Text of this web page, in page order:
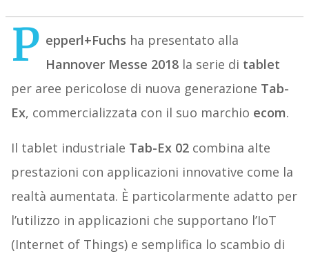
P epperl+Fuchs ha presentato alla
Hannover Messe 2018la serie di tablet
per aree pericolose di nuova generazione Tab-
Ex, commercializzata con il suo marchio ecom.
Il tablet industriale Tab-Ex 02combina alte
prestazioni con applicazioni innovative come la
realtà aumentata. È particolarmente adatto per
l’utilizzo in applicazioni che supportano l’IoT
(Internet of Things) e semplifica lo scambio di